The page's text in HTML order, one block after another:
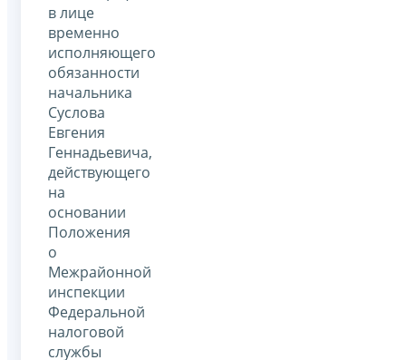
в лице
временно
исполняющего
обязанности
начальника
Суслова
Евгения
Геннадьевича,
действующего
на
основании
Положения
о
Межрайонной
инспекции
Федеральной
налоговой
службы